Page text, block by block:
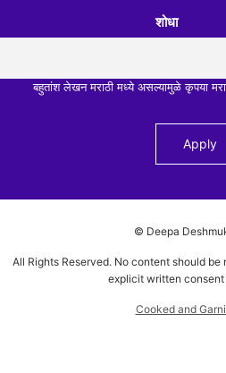
शोधा
बहुतांश लेखन मराठी मध्ये असल्यामुळे कृपया
© Deepa
All Rights Reserved. No content should
explicit written consent
Cooked and